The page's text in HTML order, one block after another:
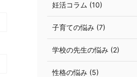
妊活コラム (10)
子育ての悩み (7)
学校の先生の悩み (2)
性格の悩み (5)